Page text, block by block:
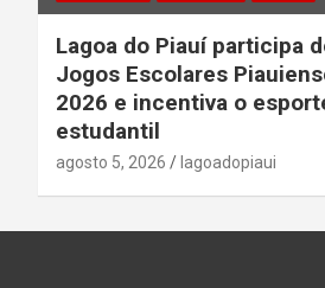
Lagoa do Piauí participa
Jogos Escolares
2026 e incentiva o
estudantil
agosto 5, 2026 lagoadopiaui